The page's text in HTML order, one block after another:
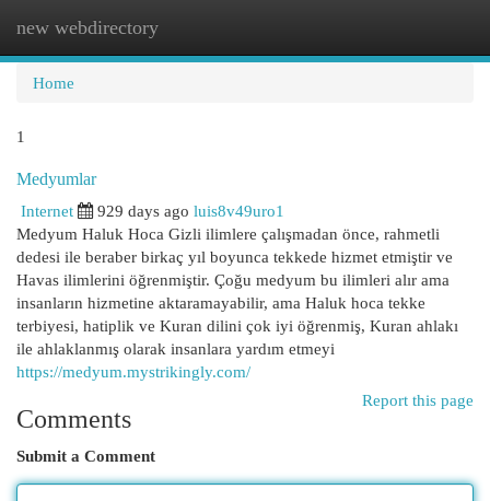
new webdirectory
Home
1
Medyumlar
Internet
929 days ago luis8v49uro1
Medyum Haluk Hoca Gizli ilimlere çalışmadan önce, rahmetli
dedesi ile beraber birkaç yıl boyunca tekkede hizmet etmiştir ve
Havas ilimlerini öğrenmiştir. Çoğu medyum bu ilimleri alır ama
insanların hizmetine aktaramayabilir, ama Haluk hoca tekke
terbiyesi, hatiplik ve Kuran dilini çok iyi öğrenmiş, Kuran ahlakı
ile ahlaklanmış olarak insanlara yardım etmeyi
https://medyum.mystrikingly.com/
Report this page
Comments
Submit a Comment